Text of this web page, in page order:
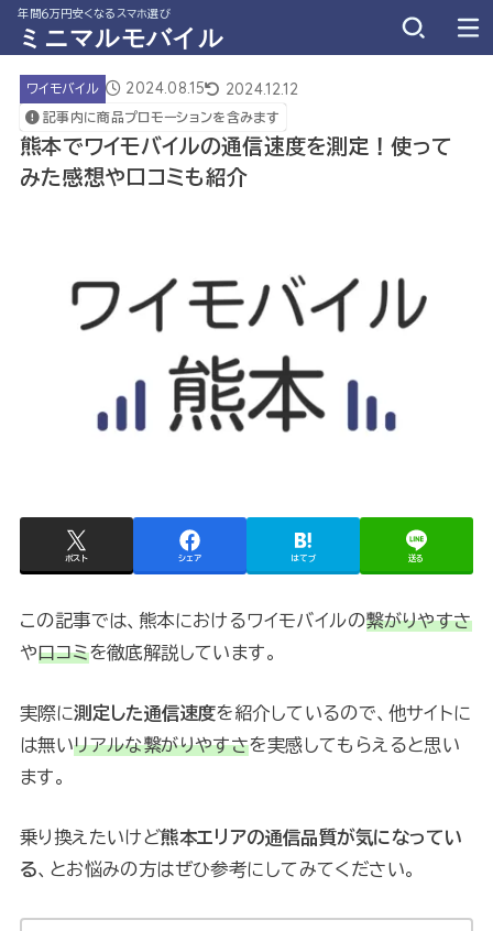
年間６万円安くなるスマホ選び
ミニマルモバイル
ワイモバイル 2024.08.15 2024.12.12
記事内に商品プロモーションを含みます
熊本でワイモバイルの通信速度を測定！使って
みた感想や口コミも紹介
ポスト シェア はてブ 送る
この記事では、熊本におけるワイモバイルの繋がりやすさ
や口コミを徹底解説しています。
実際に測定した通信速度を紹介しているので、他サイトに
は無いリアルな繋がりやすさを実感してもらえると思い
ます。
乗り換えたいけど熊本エリアの通信品質が気になってい
る、とお悩みの方はぜひ参考にしてみてください。